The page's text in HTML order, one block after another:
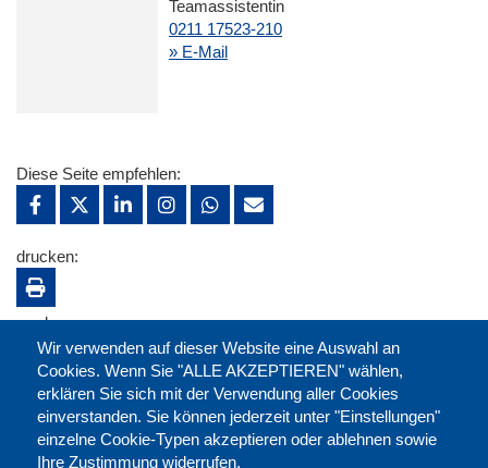
Teamassistentin
0211 17523-210
» E-Mail
Wir verwenden auf dieser Website eine Auswahl an
Cookies. Wenn Sie "ALLE AKZEPTIEREN" wählen,
erklären Sie sich mit der Verwendung aller Cookies
einverstanden. Sie können jederzeit unter "Einstellungen"
einzelne Cookie-Typen akzeptieren oder ablehnen sowie
Ihre Zustimmung widerrufen.
Diese Seite empfehlen:
drucken:
merken: